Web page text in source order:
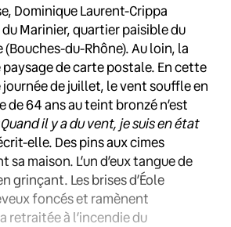
Dominique Laurent-Crippa
Marinier, quartier paisible du
du-Rhône). Au loin, la
de carte postale. En cette
de juillet, le vent souffle en
de 64 ans au teint bronzé n’est
il y a du vent, je suis en état
elle. Des pins aux cimes
maison. L’un d’eux tangue de
grinçant. Les brises d’Éole
foncés et ramènent
retraitée à l’incendie du